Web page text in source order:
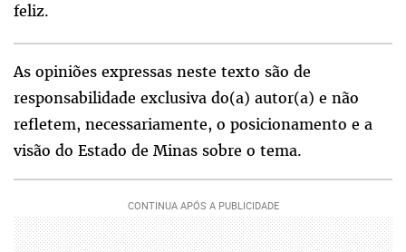
feliz.
As opiniões expressas neste texto são de
responsabilidade exclusiva do(a) autor(a) e não
refletem, necessariamente, o posicionamento e a
visão do Estado de Minas sobre o tema.